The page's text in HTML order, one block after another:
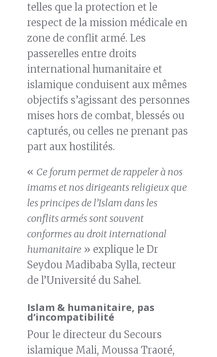
telles que la protection et le
respect de la mission médicale en
zone de conflit armé. Les
passerelles entre droits
international humanitaire et
islamique conduisent aux mêmes
objectifs s’agissant des personnes
mises hors de combat, blessés ou
capturés, ou celles ne prenant pas
part aux hostilités.
« Ce forum permet de rappeler à nos
imams et nos dirigeants religieux que
les principes de l’Islam dans les
conflits armés sont souvent
conformes au droit international
humanitaire » explique le Dr
Seydou Madibaba Sylla, recteur
de l’Université du Sahel.
Islam & humanitaire, pas
d’incompatibilité
Pour le directeur du Secours
islamique Mali, Moussa Traoré,